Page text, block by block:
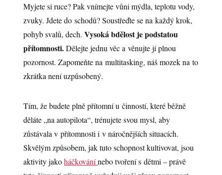
Myjete si ruce? Pak vnímejte vůni mýdla, teplotu vody,
zvuky. Jdete do schodů? Soustřeďte se na každý krok,
pohyb svalů, dech.Vysoká bdělost je podstatou
přítomnosti.Dělejte jednu věc a věnujte jí plnou
pozornost. Zapomeňte na multitasking, náš mozek na to
zkrátka není uzpůsobený.
Tím, že budete plně přítomní u činností, které běžně
děláte „na autopilota“, trénujete svou mysl, aby
zůstávala v přítomnosti i v náročnějších situacích.
Skvělým způsobem, jak tuto schopnost kultivovat, jsou
aktivity jakoháčkovánínebo tvoření s dětmi – právě